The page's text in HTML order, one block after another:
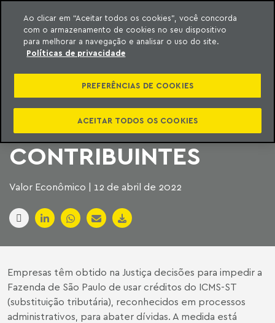
o conteúdo
Machado Meyer
JUDICIÁRIO PAULISTA
GARANTE CRÉDITOS
DE ICMS A
CONTRIBUINTES
Valor Econômico | 12 de abril de 2022
Empresas têm obtido na Justiça decisões para impedir a
Fazenda de São Paulo de usar créditos do ICMS-ST
(substituição tributária), reconhecidos em processos
administrativos, para abater dívidas. A medida está
Ao clicar em “Aceitar todos os cookies”, você concorda
com o armazenamento de cookies no seu dispositivo
para melhorar a navegação e analisar o uso do site.
Políticas de privacidade
PREFERÊNCIAS DE COOKIES
ACEITAR TODOS OS COOKIES